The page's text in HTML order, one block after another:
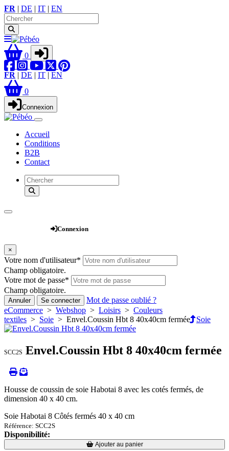
FR | DE | IT | EN
0
FR | DE | IT | EN
0
Connexion
Accueil
Conditions
B2B
Contact
Connexion
×
Votre nom d'utilisateur*
Champ obligatoire.
Votre mot de passe*
Champ obligatoire.
Annuler Se connecter
Mot de passe oublié ?
eCommerce > Webshop > Loisirs > Couleurs
textiles > Soie > Envel.Coussin Hbt 8 40x40cm fermée Soie
SCC2S Envel.Coussin Hbt 8 40x40cm fermée
Housse de coussin de soie Habotai 8 avec les cotés fermés, de
dimension 40 x 40 cm.
Soie Habotai 8 Côtés fermés 40 x 40 cm
Référence: SCC2S
Disponibilité:
Loading...
Loading... Ajouter au panier